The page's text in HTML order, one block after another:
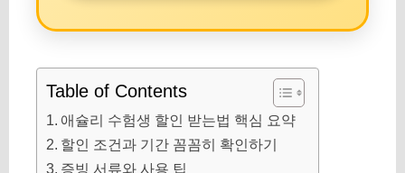
Table of Contents
애슐리 수험생 할인 받는법 핵심 요약
할인 조건과 기간 꼼꼼히 확인하기
증빙 서류와 사용 팁